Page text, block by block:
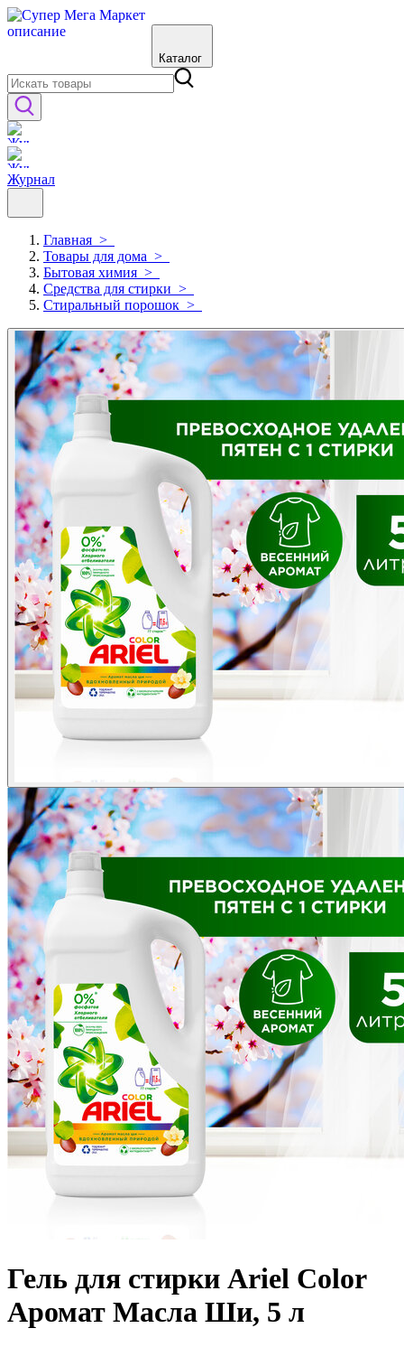
Каталог
Журнал
Главная >
Товары для дома >
Бытовая химия >
Средства для стирки >
Стиральный порошок >
Гель для стирки Ariel Color
Аромат Масла Ши, 5 л